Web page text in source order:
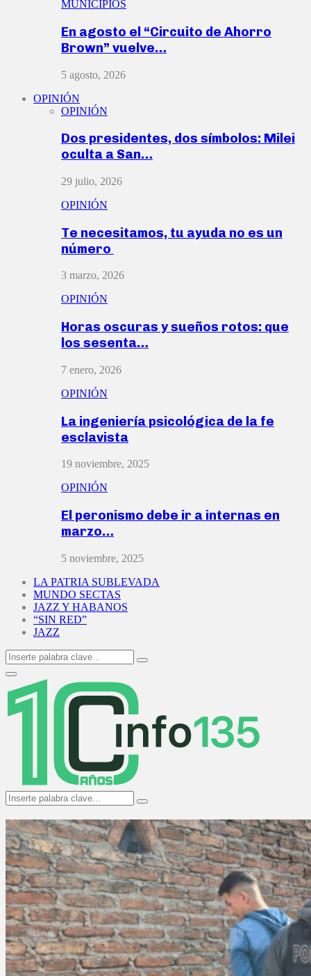
MUNICIPIOS
En agosto el “Circuito de Ahorro
Brown” vuelve…
5 agosto, 2026
OPINIÓN
OPINIÓN
Dos presidentes, dos símbolos: Milei
oculta a San…
29 julio, 2026
OPINIÓN
Te necesitamos, tu ayuda no es un
número
3 marzo, 2026
OPINIÓN
Horas oscuras y sueños rotos: que
los sesenta…
7 enero, 2026
OPINIÓN
La ingeniería psicológica de la fe
esclavista
19 noviembre, 2025
OPINIÓN
El peronismo debe ir a internas en
marzo…
5 noviembre, 2025
LA PATRIA SUBLEVADA
MUNDO SECTAS
JAZZ Y HABANOS
“SIN RED”
JAZZ
Search
for:
Search
Primary
Menu
Search
for:
Search